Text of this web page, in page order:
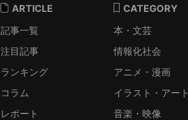
ARTICLE
記事一覧
注目記事
ランキング
コラム
レポート
CATEGORY
本・文芸
情報化社会
アニメ・漫画
イラスト・アート
音楽・映像